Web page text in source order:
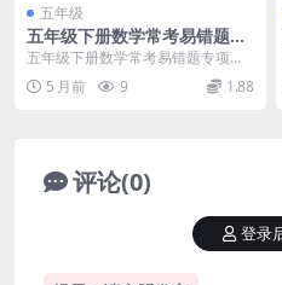
五年级
五年级下册数学常考易错题专
项强化训练及知识点解析汇总
五年级下册数学常考易错题专项强
化训练及知识点解析汇总 进入五年
级下学期，数学知识...
5 月前 9 1.88
评论(0)
登录